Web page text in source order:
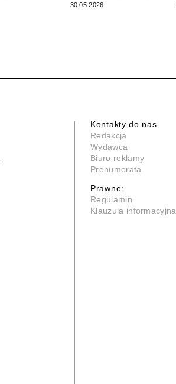
30.05.2026
Kontakty do nas
Redakcja
Wydawca
Biuro reklamy
Prenumerata
Prawne:
Regulamin
Klauzula informacyjna